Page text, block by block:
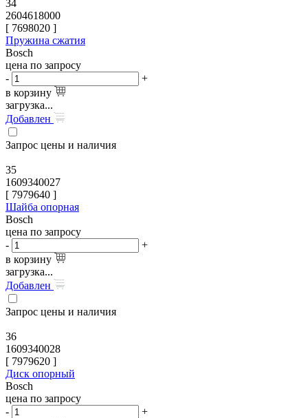
34
2604618000
[ 7698020 ]
Пружина сжатия
Bosch
цена по запросу
-
+
в корзину
загрузка...
Добавлен
Запрос цены и наличия
35
1609340027
[ 7979640 ]
Шайба опорная
Bosch
цена по запросу
-
+
в корзину
загрузка...
Добавлен
Запрос цены и наличия
36
1609340028
[ 7979620 ]
Диск опорный
Bosch
цена по запросу
-
+